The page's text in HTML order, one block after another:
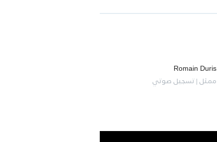
Romain Duris
ممثل | تسجيل صوتي